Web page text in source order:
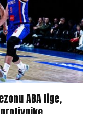
ABA lige,